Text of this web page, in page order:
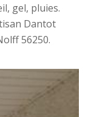
gel, pluies.
Dantot
56250.